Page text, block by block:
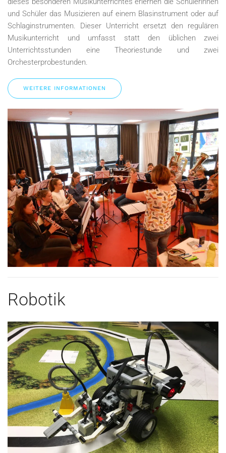
und Schüler das Musizieren auf einem Blasinstrument oder auf
Schlaginstrumenten. Dieser Unterricht ersetzt den regulären
Musikunterricht und umfasst statt den üblichen zwei
Unterrichtsstunden eine Theoriestunde und zwei
Orchesterprobestunden.
WEITERE INFORMATIONEN
Robotik